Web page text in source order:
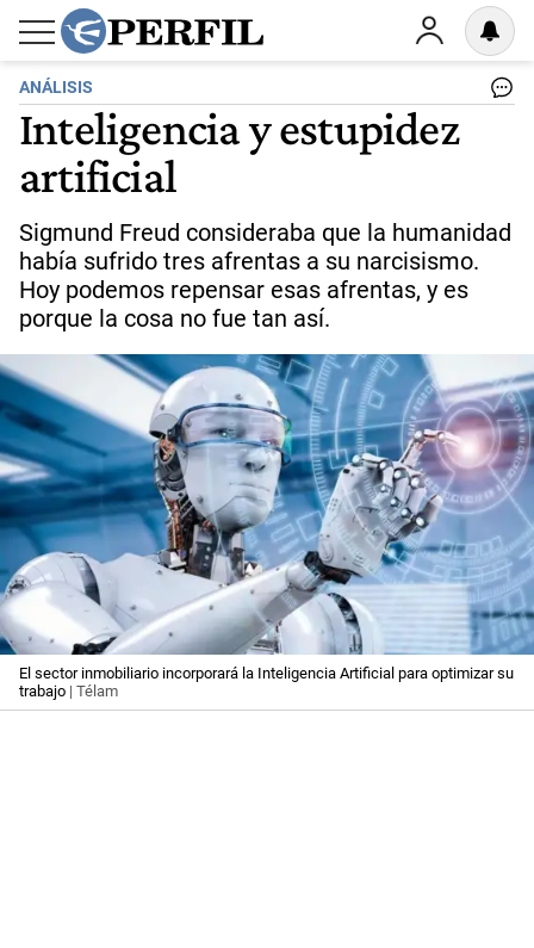
ANÁLISIS
Inteligencia y estupidez
artificial
Sigmund Freud consideraba que la humanidad
había sufrido tres afrentas a su narcisismo.
Hoy podemos repensar esas afrentas, y es
porque la cosa no fue tan así.
El sector inmobiliario incorporará la Inteligencia Artificial para optimizar su
trabajo | Télam